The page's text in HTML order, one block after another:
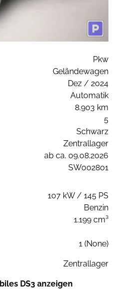
Pkw
Geländewagen
Dez / 2024
Automatik
8.903 km
5
Schwarz
Zentrallager
ab ca. 09.08.2026
SW002801
107 kW / 145 PS
Benzin
1.199 cm³
1 (None)
Zentrallager
DS3 anzeigen